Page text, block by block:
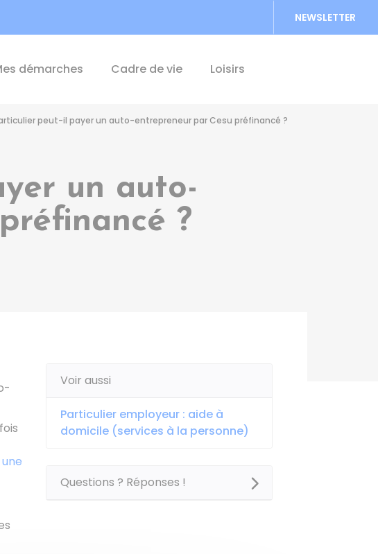
NEWSLETTER
démarches Cadre de vie Loisirs
peut-il payer un auto-entrepreneur par Cesu préfinancé ?
un auto-
?
Voir aussi
Particulier employeur : aide à
domicile (services à la personne)
Questions ? Réponses !